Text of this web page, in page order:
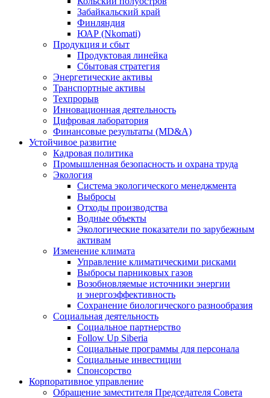
Забайкальский край
Финляндия
ЮАР (Nkomati)
Продукция и сбыт
Продуктовая линейка
Сбытовая стратегия
Энергетические активы
Транспортные активы
Техпрорыв
Инновационная деятельность
Цифровая лаборатория
Финансовые результаты (MD&A)
Устойчивое развитие
Кадровая политика
Промышленная безопасность и охрана труда
Экология
Система экологического менеджмента
Выбросы
Отходы производства
Водные объекты
Экологические показатели по зарубежным
активам
Изменение климата
Управление климатическими рисками
Выбросы парниковых газов
Возобновляемые источники энергии
и энергоэффективность
Сохранение биологического разнообразия
Социальная деятельность
Социальное партнерство
Follow Up Siberia
Социальные программы для персонала
Социальные инвестиции
Спонсорство
Корпоративное управление
Обращение заместителя Председателя Совета